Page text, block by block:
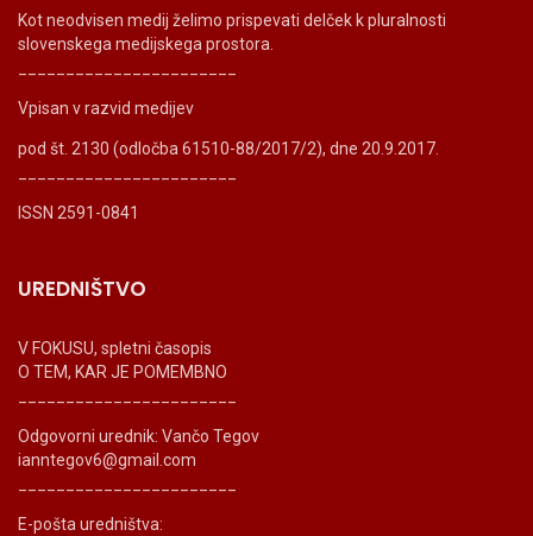
Kot neodvisen medij želimo prispevati delček k pluralnosti
slovenskega medijskega prostora.
Vpisan v razvid medijev
pod št. 2130 (odločba 61510-88/2017/2), dne 20.9.2017.
ISSN 2591-0841
UREDNIŠTVO
V FOKUSU, spletni časopis
O TEM, KAR JE POMEMBNO
Odgovorni urednik: Vančo Tegov
ianntegov6@gmail.com
E-pošta uredništva: